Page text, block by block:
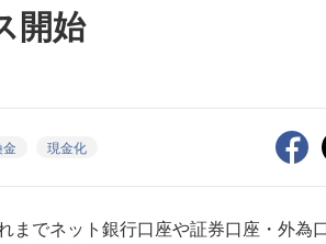
開始
金 現金化
までネット銀行口座や証券口座・外為